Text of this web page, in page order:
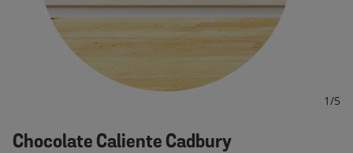
1/5
Chocolate Caliente Cadbury